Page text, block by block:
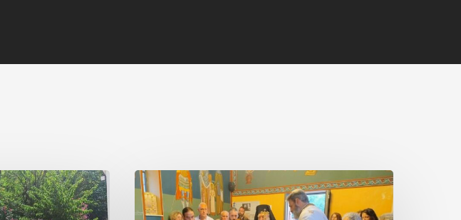
Ιερά
Παράκληση